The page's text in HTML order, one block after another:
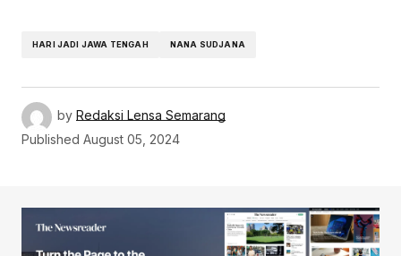
HARI JADI JAWA TENGAH NANA SUDJANA
by Redaksi Lensa Semarang
Published August 05, 2024